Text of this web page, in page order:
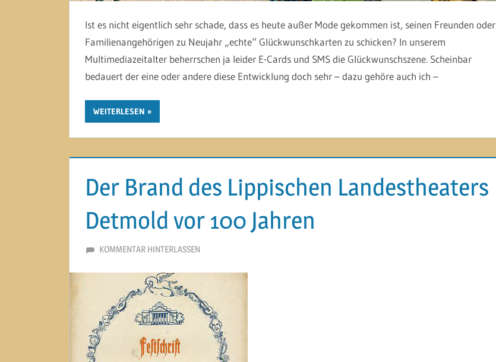
Ist es nicht eigentlich sehr schade, dass es heute außer Mode gekommen ist, seinen Freunden oder
Familienangehörigen zu Neujahr „echte“ Glückwunschkarten zu schicken? In unserem
Multimediazeitalter beherrschen ja leider E-Cards und SMS die Glückwunschszene. Scheinbar
bedauert der eine oder andere diese Entwicklung doch sehr – dazu gehöre auch ich –
WEITERLESEN
Der Brand des Lippischen Landestheaters
Detmold vor 100 Jahren
19. DEZEMBER 2012
MARTINA BERG
KOMMENTAR HINTERLASSEN